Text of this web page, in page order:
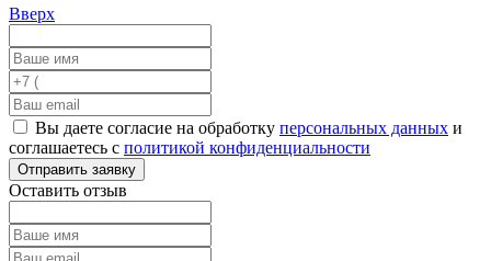
Вверх
Вы даете согласие на обработку персональных данных и
соглашаетесь с политикой конфиденциальности
Отправить заявку
Оставить отзыв